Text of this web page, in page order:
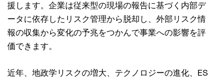
援します。企業は従来型の現場の報告に基づく内部デ
ータに依存したリスク管理から脱却し、外部リスク情
報の収集から変化の予兆をつかんで事業への影響を評
価できます。
近年、地政学リスクの増大、テクノロジーの進化、ES